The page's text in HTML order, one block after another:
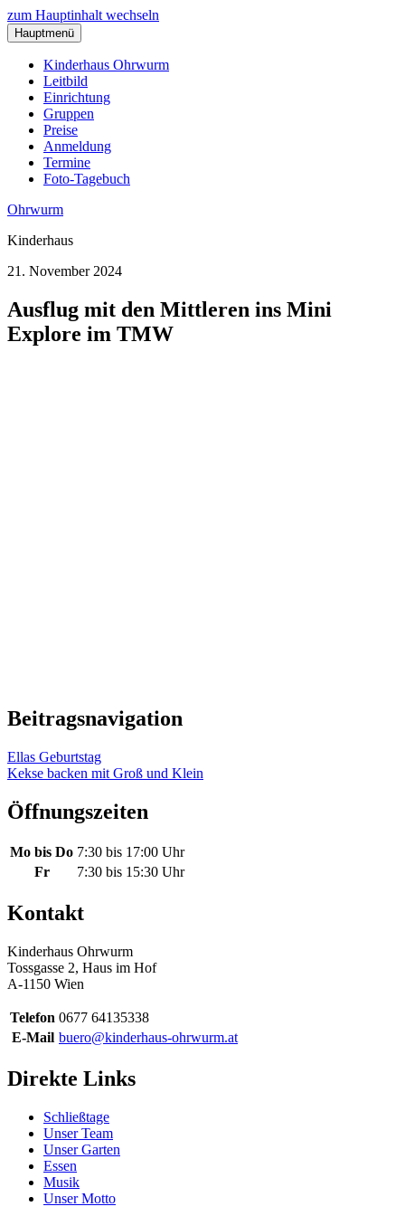
zum Hauptinhalt wechseln
Hauptmenü
Kinderhaus Ohrwurm
Leitbild
Einrichtung
Gruppen
Preise
Anmeldung
Termine
Foto-Tagebuch
Ohrwurm
Kinderhaus
21. November 2024
Ausflug mit den Mittleren ins Mini
Explore im TMW
Beitragsnavigation
Ellas Geburtstag
Kekse backen mit Groß und Klein
Öffnungszeiten
Mo bis Do 7:30 bis 17:00 Uhr
Fr
7:30 bis 15:30 Uhr
Kontakt
Kinderhaus Ohrwurm
Tossgasse 2, Haus im Hof
A-1150 Wien
Telefon 0677 64135338
E-Mail buero@kinderhaus-ohrwurm.at
Direkte Links
Schließtage
Unser Team
Unser Garten
Essen
Musik
Unser Motto